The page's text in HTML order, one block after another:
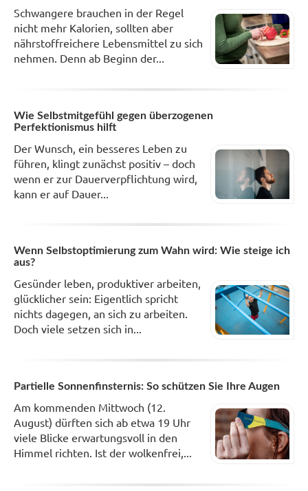
Schwangere brauchen in der Regel
nicht mehr Kalorien, sollten aber
nährstoffreichere Lebensmittel zu sich
nehmen. Denn ab Beginn der...
Wie Selbstmitgefühl gegen überzogenen
Perfektionismus hilft
Der Wunsch, ein besseres Leben zu
führen, klingt zunächst positiv – doch
wenn er zur Dauerverpflichtung wird,
kann er auf Dauer...
Wenn Selbstoptimierung zum Wahn wird: Wie steige ich
aus?
Gesünder leben, produktiver arbeiten,
glücklicher sein: Eigentlich spricht
nichts dagegen, an sich zu arbeiten.
Doch viele setzen sich in...
Partielle Sonnenfinsternis: So schützen Sie Ihre Augen
Am kommenden Mittwoch (12.
August) dürften sich ab etwa 19 Uhr
viele Blicke erwartungsvoll in den
Himmel richten. Ist der wolkenfrei,...